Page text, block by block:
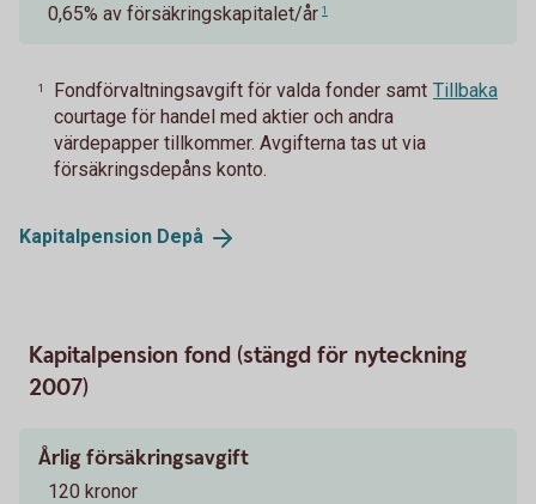
0,65% av försäkringskapitalet/år 1
1
Fondförvaltningsavgift för valda fonder samt
courtage för handel med aktier och andra
värdepapper tillkommer. Avgifterna tas ut via
försäkringsdepåns konto.
Tillbaka
Kapitalpension Depå
Kapitalpension fond (stängd för nyteckning
2007)
Årlig försäkringsavgift
120 kronor